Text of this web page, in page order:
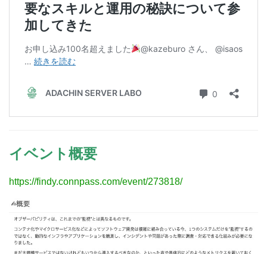
イベント概要
https://findy.connpass.com/event/273818/